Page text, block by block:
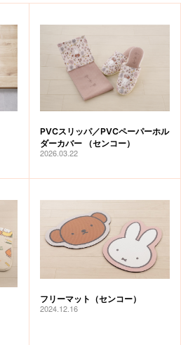
PVCスリッパ／PVCペーパーホル
ダーカバー （センコー）
2026.03.22
フリーマット（センコー）
2024.12.16